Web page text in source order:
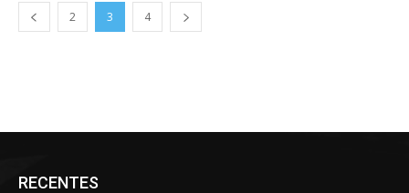
2 3 4
RECENTES